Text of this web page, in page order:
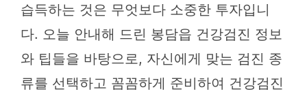
습득하는 것은 무엇보다 소중한 투자입니
다. 오늘 안내해 드린 봉담읍 건강검진 정보
와 팁들을 바탕으로, 자신에게 맞는 검진 종
류를 선택하고 꼼꼼하게 준비하여 건강검진